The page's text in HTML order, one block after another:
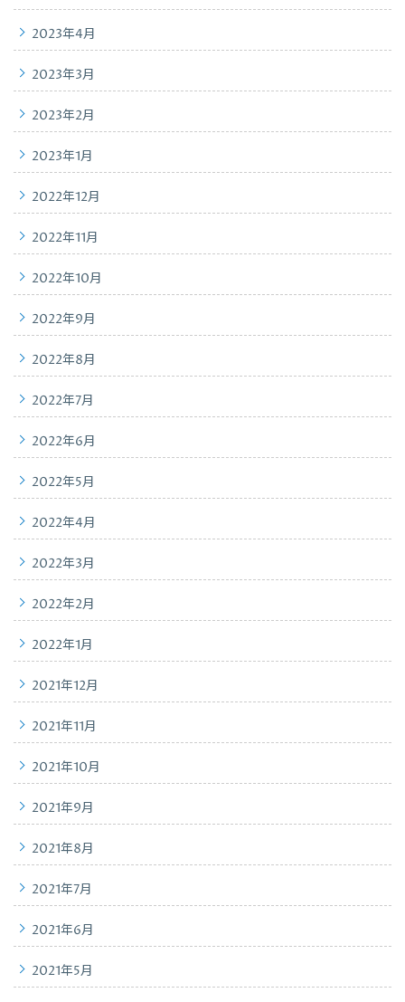
2023年4月
2023年3月
2023年2月
2023年1月
2022年12月
2022年11月
2022年10月
2022年9月
2022年8月
2022年7月
2022年6月
2022年5月
2022年4月
2022年3月
2022年2月
2022年1月
2021年12月
2021年11月
2021年10月
2021年9月
2021年8月
2021年7月
2021年6月
2021年5月